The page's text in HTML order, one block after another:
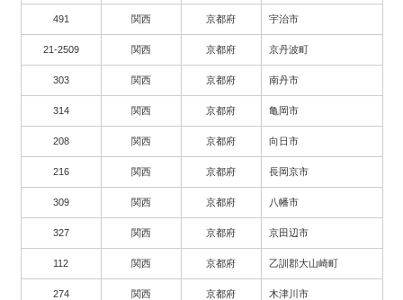
491 関西 京都府 宇治市
21-2509 関西 京都府 京丹波町
303 関西 京都府 南丹市
314 関西 京都府 亀岡市
208 関西 京都府 向日市
216 関西 京都府 長岡京市
309 関西 京都府 八幡市
327 関西 京都府 京田辺市
112 関西 京都府 乙訓郡大山崎町
274 関西 京都府 木津川市